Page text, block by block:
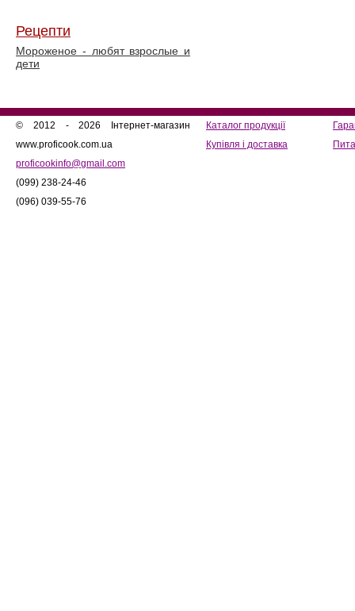
Рецепти
Мороженое - любят взрослые и
дети
© 2012 - 2026 Інтернет-магазин
www.proficook.com.ua
proficookinfo@gmail.com
(099) 238-24-46
(096) 039-55-76
Каталог продукції
Купівля і доставка